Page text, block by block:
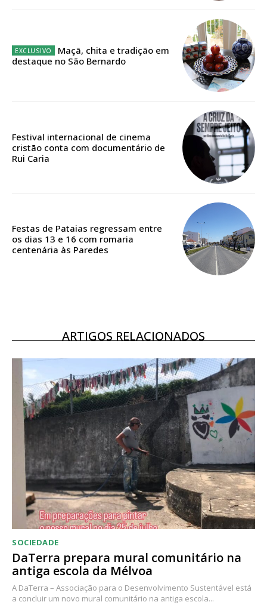
Edição em papel entregue à Quinta-feira em sua
Ofertas para assinatura anual
ASSINATURA
DIGITAL ANUAL
Acesso aos conteúdos Exclusivos para
assinantes
Ofertas para assinatura anual
Escolha o plano
Maçã, chita e tradição em
destaque no São Bernardo
Festival internacional de cinema
cristão conta com documentário de
Rui Caria
Festas de Pataias regressam entre
os dias 13 e 16 com romaria
centenária às Paredes
ARTIGOS RELACIONADOS
SOCIEDADE
DaTerra prepara mural comunitário na
antiga escola da Mélvoa
A DaTerra – Associação para o Desenvolvimento Sustentável está
a concluir um novo mural comunitário na antiga escola...